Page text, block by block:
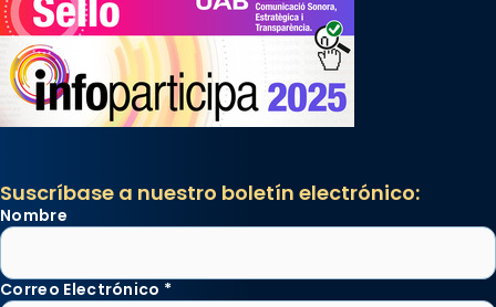
Suscríbase a nuestro boletín electrónico:
Nombre
Correo Electrónico *